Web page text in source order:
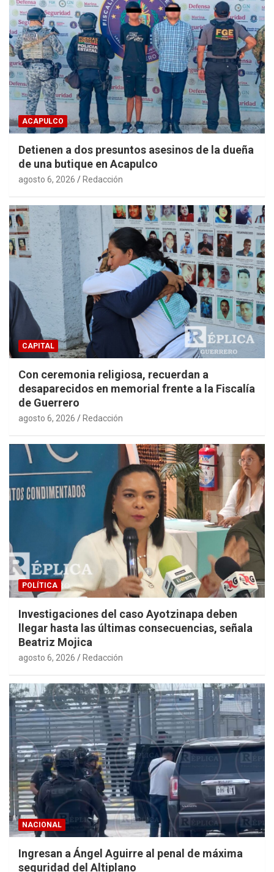
ACAPULCO
Detienen a dos presuntos asesinos de la dueña
de una butique en Acapulco
agosto 6, 2026 Redacción
CAPITAL
Con ceremonia religiosa, recuerdan a
desaparecidos en memorial frente a la Fiscalía
de Guerrero
agosto 6, 2026 Redacción
POLÍTICA
Investigaciones del caso Ayotzinapa deben
llegar hasta las últimas consecuencias, señala
Beatriz Mojica
agosto 6, 2026 Redacción
NACIONAL
Ingresan a Ángel Aguirre al penal de máxima
seguridad del Altiplano